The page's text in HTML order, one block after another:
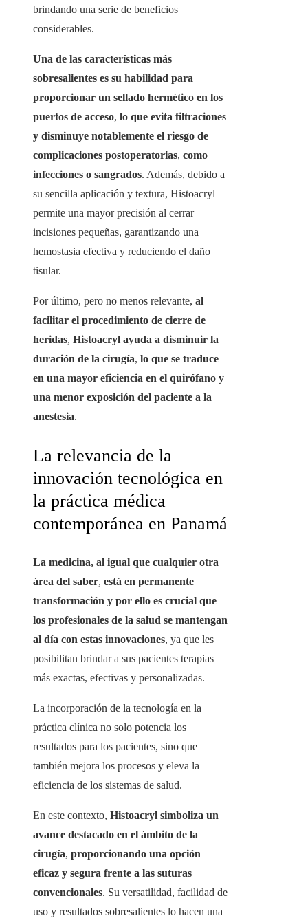
brindando una serie de beneficios
considerables.
Una de las características más
sobresalientes es su habilidad para
proporcionar un sellado hermético en los
puertos de acceso, lo que evita filtraciones
y disminuye notablemente el riesgo de
complicaciones postoperatorias, como
infecciones o sangrados. Además, debido a
su sencilla aplicación y textura, Histoacryl
permite una mayor precisión al cerrar
incisiones pequeñas, garantizando una
hemostasia efectiva y reduciendo el daño
tisular.
Por último, pero no menos relevante, al
facilitar el procedimiento de cierre de
heridas, Histoacryl ayuda a disminuir la
duración de la cirugía, lo que se traduce
en una mayor eficiencia en el quirófano y
una menor exposición del paciente a la
anestesia.
La relevancia de la
innovación tecnológica en
la práctica médica
contemporánea en Panamá
La medicina, al igual que cualquier otra
área del saber, está en permanente
transformación y por ello es crucial que
los profesionales de la salud se mantengan
al día con estas innovaciones, ya que les
posibilitan brindar a sus pacientes terapias
más exactas, efectivas y personalizadas.
La incorporación de la tecnología en la
práctica clínica no solo potencia los
resultados para los pacientes, sino que
también mejora los procesos y eleva la
eficiencia de los sistemas de salud.
En este contexto, Histoacryl simboliza un
avance destacado en el ámbito de la
cirugía, proporcionando una opción
eficaz y segura frente a las suturas
convencionales. Su versatilidad, facilidad de
uso y resultados sobresalientes lo hacen una